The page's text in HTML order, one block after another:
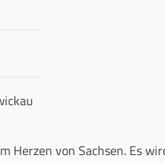
Herzen von Sachsen. Es